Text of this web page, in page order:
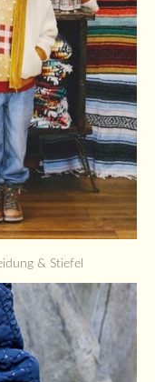
& Stiefel